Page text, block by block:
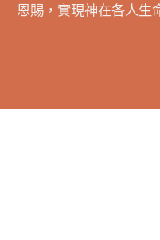
恩賜，實現神在各人生